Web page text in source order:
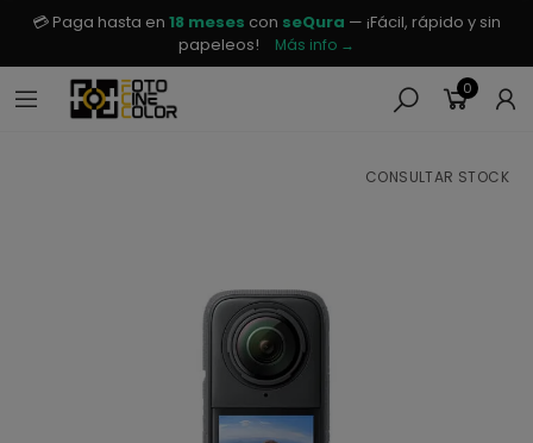
💳 Paga hasta en 18 meses con seQura — ¡Fácil, rápido y sin
papeleos!
Más info →
0
CONSULTAR STOCK